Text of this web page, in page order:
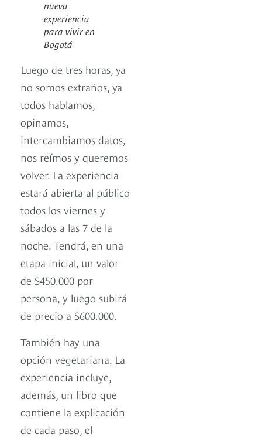
nueva
experiencia
para vivir en
Bogotá
Luego de tres horas, ya
no somos extraños, ya
todos hablamos,
opinamos,
intercambiamos datos,
nos reímos y queremos
volver. La experiencia
estará abierta al público
todos los viernes y
sábados a las 7 de la
noche. Tendrá, en una
etapa inicial, un valor
de $450.000 por
persona, y luego subirá
de precio a $600.000.
También hay una
opción vegetariana. La
experiencia incluye,
además, un libro que
contiene la explicación
de cada paso, el